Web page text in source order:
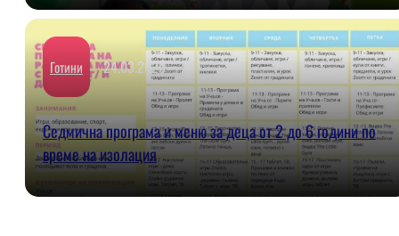
Готини 24.03.2020
Седмична програма и меню за деца от 2 до 6 години по
време на изолация